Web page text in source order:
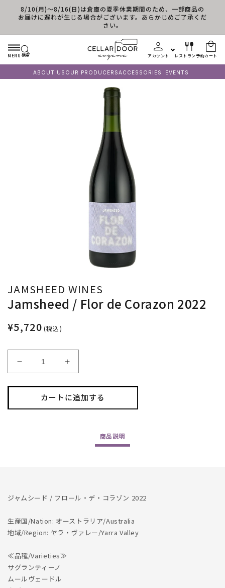
コンテンツに進む
8/10(月)～8/16(日)は倉庫の夏季休業期間のため、一部商品の
お届けに遅れが生じる場合がございます。あらかじめご了承くだ
さい。
MENU 検索 アカウント レストラン予約カート
ABOUT US OUR PRODUCERSACCESSORIES EVENTS
JAMSHEED WINES
Jamsheed / Flor de Corazon 2022
¥5,720 (税込)
Jamsheed
/
Flor
Corazon
す
Jamsheed
/
Flor
de
Corazon
す
カートに追加する
商品説明
ジャムシード / フロール・デ・コラゾン 2022
生産国/Nation: オーストラリア/Australia
地域/Region: ヤラ・ヴァレー/Yarra Valley
≪品種/Varieties≫
サグランティーノ
ムールヴェードル